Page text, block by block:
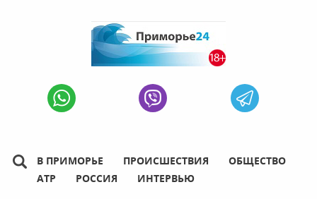
В ПРИМОРЬЕ ПРОИСШЕСТВИЯ
ОБЩЕСТВО
АТР
РОССИЯ ИНТЕРВЬЮ